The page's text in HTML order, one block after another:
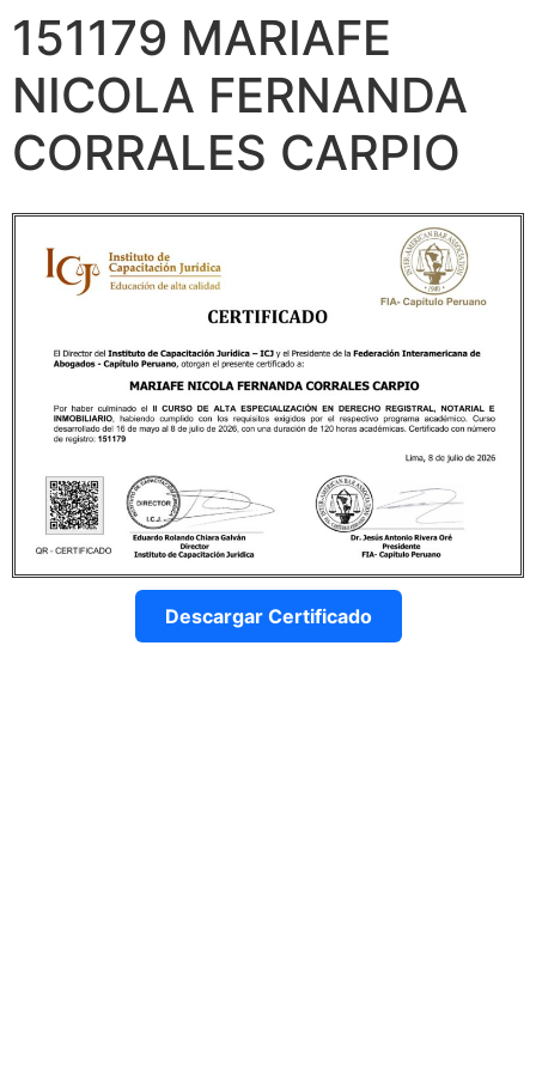
151179 MARIAFE
NICOLA FERNANDA
CORRALES CARPIO
Descargar Certificado